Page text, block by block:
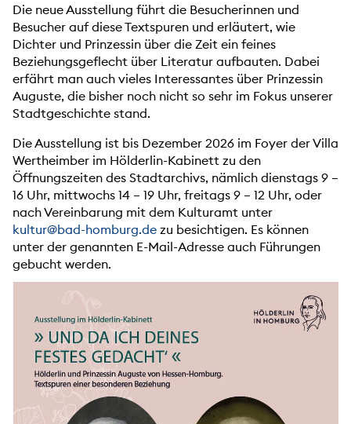
Die neue Ausstellung führt die Besucherinnen und
Besucher auf diese Textspuren und erläutert, wie
Dichter und Prinzessin über die Zeit ein feines
Beziehungsgeflecht über Literatur aufbauten. Dabei
erfährt man auch vieles Interessantes über Prinzessin
Auguste, die bisher noch nicht so sehr im Fokus unserer
Stadtgeschichte stand.
Die Ausstellung ist bis Dezember 2026 im Foyer der Villa
Wertheimber im Hölderlin-Kabinett zu den
Öffnungszeiten des Stadtarchivs, nämlich dienstags 9 –
16 Uhr, mittwochs 14 – 19 Uhr, freitags 9 – 12 Uhr, oder
nach Vereinbarung mit dem Kulturamt unter
kultur@bad-homburg.de zu besichtigen. Es können
unter der genannten E-Mail-Adresse auch Führungen
gebucht werden.